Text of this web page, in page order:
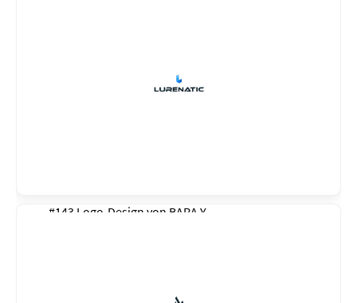
#143 Logo-Design von BARA Y